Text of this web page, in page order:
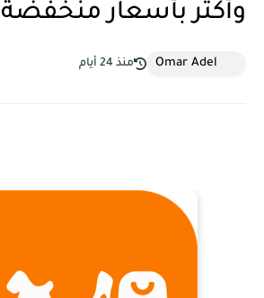
وأكثر بأسعار منخفضة
Omar Adel منذ 24 أيام